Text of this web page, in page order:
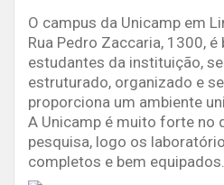
O campus da Unicamp em
Rua Pedro Zaccaria, 1300,
estudantes da instituição,
estruturado, organizado e
proporciona um ambiente
A Unicamp é muito forte no
pesquisa, logo os
completos e bem equipados.